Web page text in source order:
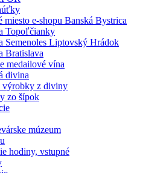
miesto e-shopu Banská Bystrica
Topoľčianky
Semenoles Liptovský Hrádok
Bratislava
medailové vína
divina
výrobky z diviny
zo šípok
múzeum
hodiny, vstupné